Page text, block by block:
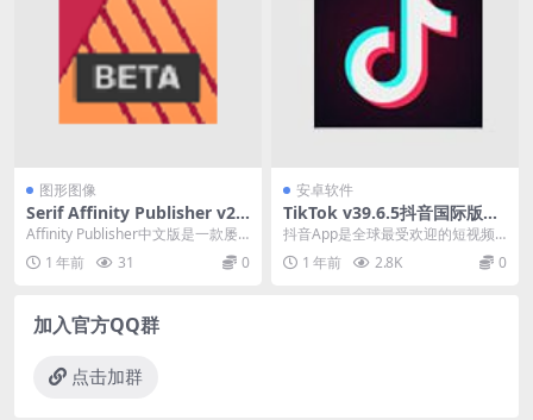
图形图像
Serif Affinity Publisher v2.
6.2.3228 一款电脑桌面排版软
件
Affinity Publisher中文版是一款屡
获殊荣的电脑桌面排版软件,可以...
1 年前 31 0
安卓软件
TikTok v39.6.5抖音国际版，
无视封锁和下载限制，免拔卡
抖音App是全球最受欢迎的短视频
应用，抖音海外版TikTok横扫全球
下载量常居榜...
1 年前 2.8K 0
加入官方QQ群
点击加群